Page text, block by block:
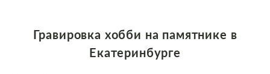
Гравировка хобби на памятнике в
Екатеринбурге